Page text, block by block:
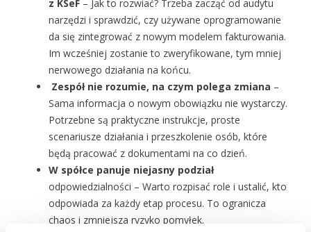
z KSeF – Jak to rozwiać? Trzeba zacząć od audytu
narzędzi i sprawdzić, czy używane oprogramowanie
da się zintegrować z nowym modelem fakturowania.
Im wcześniej zostanie to zweryfikowane, tym mniej
nerwowego działania na końcu.
Zespół nie rozumie, na czym polega zmiana –
Sama informacja o nowym obowiązku nie wystarczy.
Potrzebne są praktyczne instrukcje, proste
scenariusze działania i przeszkolenie osób, które
będą pracować z dokumentami na co dzień.
W spółce panuje niejasny podział
odpowiedzialności – Warto rozpisać role i ustalić, kto
odpowiada za każdy etap procesu. To ogranicza
chaos i zmniejsza ryzyko pomyłek.